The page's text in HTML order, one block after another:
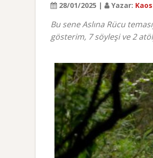
28/01/2025 | Yazar:
Bu sene Aslına Rücu
gösterim, 7 söyleşi ve 2